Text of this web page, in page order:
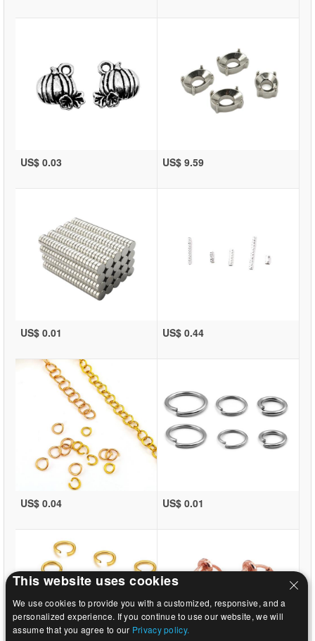
US$ 0.03 US$ 9.59
US$ 0.01 US$ 0.44
US$ 0.04 US$ 0.01
This website uses cookies
We use cookies to provide you with a customized, responsive, and a
personalized experience. If you continue to use our website, we will
assume that you agree to our Privacy policy.